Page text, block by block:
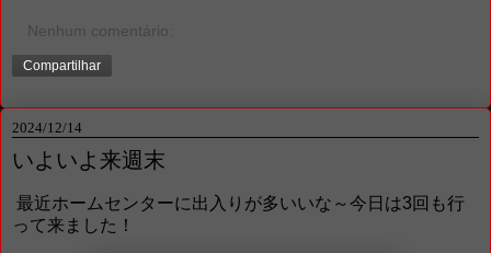
Nenhum comentário:
Compartilhar
2024/12/14
いよいよ来週末
最近ホームセンターに出入りが多いいな～今日は3回も行
って来ました！